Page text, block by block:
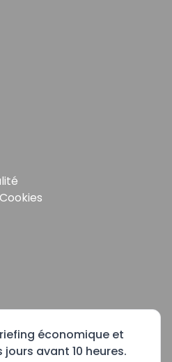
économique et
avant 10 heures.